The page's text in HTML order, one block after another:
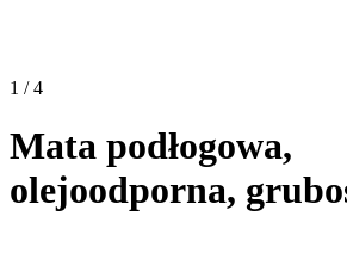
1 / 4
Mata podłogowa,
olejoodporna,